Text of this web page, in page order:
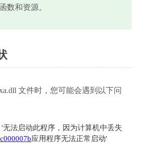
数和资源。
文件时，您可能会遇到以下问
'无法启动此程序，因为计算机中丢失
应用程序无法正常启动'